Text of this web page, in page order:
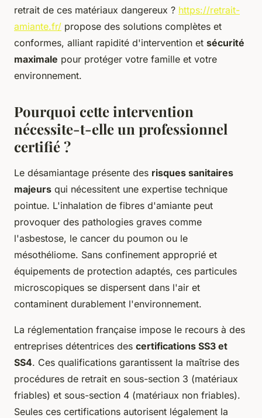
retrait de ces matériaux dangereux ? https://retrait-
amiante.fr/ propose des solutions complètes et
conformes, alliant rapidité d'intervention et sécurité
maximale pour protéger votre famille et votre
environnement.
Pourquoi cette intervention
nécessite-t-elle un professionnel
certifié ?
Le désamiantage présente des risques sanitaires
majeurs qui nécessitent une expertise technique
pointue. L'inhalation de fibres d'amiante peut
provoquer des pathologies graves comme
l'asbestose, le cancer du poumon ou le
mésothéliome. Sans confinement approprié et
équipements de protection adaptés, ces particules
microscopiques se dispersent dans l'air et
contaminent durablement l'environnement.
La réglementation française impose le recours à des
entreprises détentrices des certifications SS3 et
SS4. Ces qualifications garantissent la maîtrise des
procédures de retrait en sous-section 3 (matériaux
friables) et sous-section 4 (matériaux non friables).
Seules ces certifications autorisent légalement la